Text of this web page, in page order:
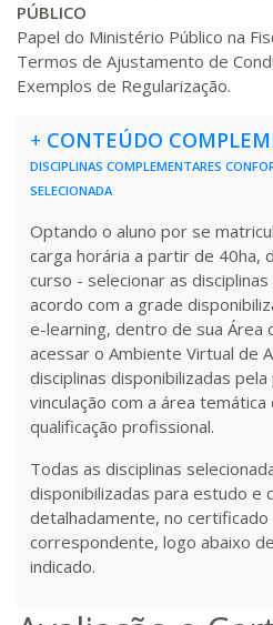
PÚBLICO
Papel do Ministério Público na
Termos de Ajustamento de
Exemplos de Regularização.
+ CONTEÚDO
DISCIPLINAS COMPLEMENTARES
SELECIONADA
Optando o aluno por se
carga horária a partir de 40ha,
curso - selecionar as
acordo com a grade
e-learning, dentro de sua Área
acessar o Ambiente Virtual de
disciplinas disponibilizadas
vinculação com a área
qualificação profissional.
Todas as disciplinas
disponibilizadas para estudo e
detalhadamente, no certificado
correspondente, logo abaixo
indicado.